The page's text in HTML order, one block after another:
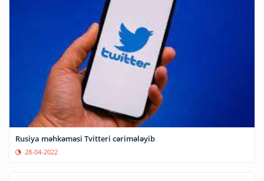
Rusiya məhkəməsi Tvitteri cərimələyib
28-04-2022